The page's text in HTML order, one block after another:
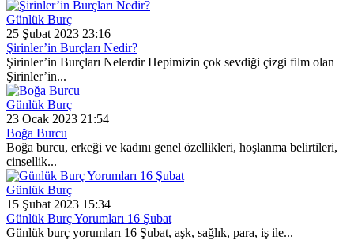
Günlük Burç
25 Şubat 2023 23:16
Şirinler’in Burçları Nedir?
Şirinler’in Burçları Nelerdir Hepimizin çok sevdiği çizgi film olan
Şirinler’in...
Günlük Burç
23 Ocak 2023 21:54
Boğa Burcu
Boğa burcu, erkeği ve kadını genel özellikleri, hoşlanma belirtileri,
cinsellik...
Günlük Burç
15 Şubat 2023 15:34
Günlük Burç Yorumları 16 Şubat
Günlük burç yorumları 16 Şubat, aşk, sağlık, para, iş ile...